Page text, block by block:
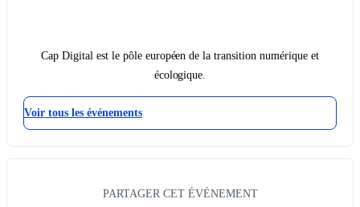
Cap Digital est le pôle européen de la transition numérique et
écologique.
Voir tous les événements
PARTAGER CET ÉVÉNEMENT